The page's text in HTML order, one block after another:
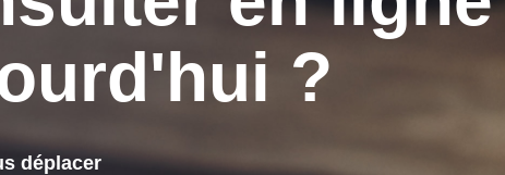
?
déplacer